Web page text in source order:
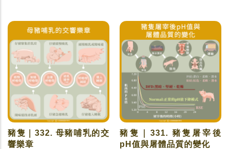
豬隻｜332. 母豬哺乳的交
響樂章
豬隻｜331. 豬隻屠宰後
pH值與屠體品質的變化